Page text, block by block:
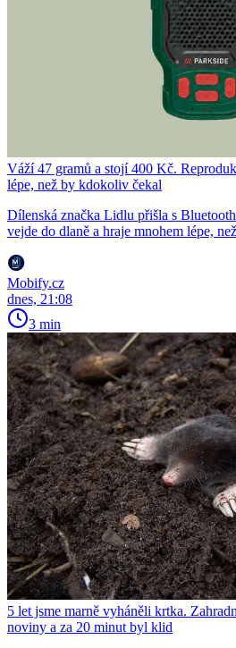
Váží 47 gramů a stojí 400 Kč.
lépe, než by kdokoliv čekal
Dílenská značka Lidlu přišla s
vejde do dlaně a hraje mnohem lépe,
Mobify.cz
dnes, 21:08
3 min
5 let jsme marně vyháněli krtka.
noviny a za 20 minut byl klid